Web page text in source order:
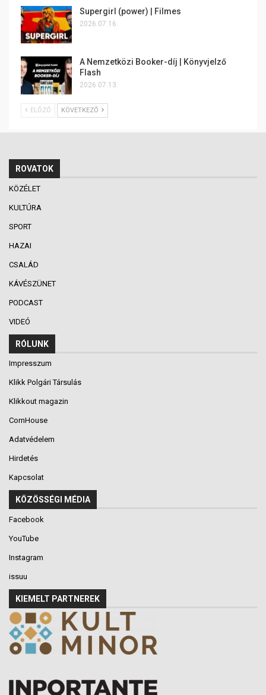
Supergirl (power) | Filmes
2026.07.16.
A Nemzetközi Booker-díj | Könyvjelző
Flash
2026.07.13.
ELŐZŐ KÖVETKEZŐ
ROVATOK
KÖZÉLET
KULTÚRA
SPORT
HAZAI
CSALÁD
KÁVÉSZÜNET
PODCAST
VIDEÓ
RÓLUNK
Impresszum
Klikk Polgári Társulás
Klikkout magazin
CornHouse
Adatvédelem
Hirdetés
Kapcsolat
KÖZÖSSÉGI MÉDIA
Facebook
YouTube
Instagram
issuu
KIEMELT PARTNEREK